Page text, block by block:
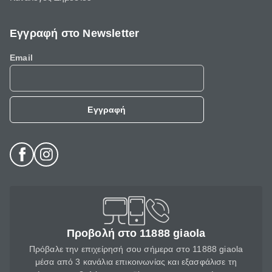
Εγγραφή στο Newsletter
Email
Εγγραφή
Προβολή στο 11888 giaola
Πρόβαλε την επιχείρησή σου σήμερα στο 11888 giaola
μέσα από 3 κανάλια επικοινωνίας και εξασφάλισε τη